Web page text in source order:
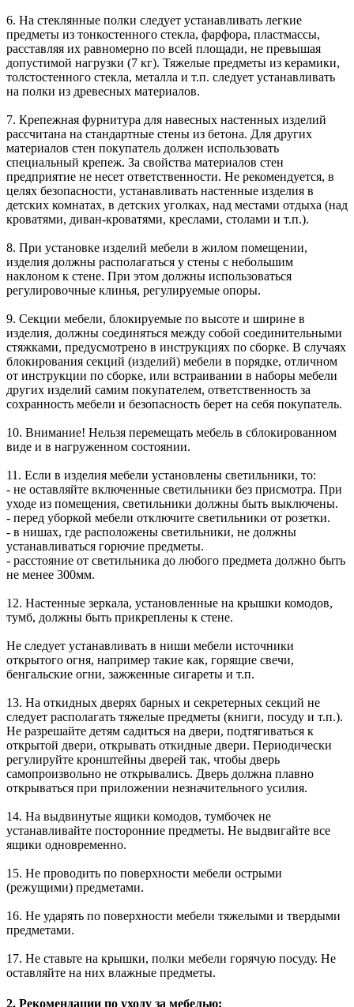
6. На стеклянные полки следует устанавливать легкие
предметы из тонкостенного стекла, фарфора, пластмассы,
расставляя их равномерно по всей площади, не превышая
допустимой нагрузки (7 кг). Тяжелые предметы из керамики,
толстостенного стекла, металла и т.п. следует устанавливать
на полки из древесных материалов.
7. Крепежная фурнитура для навесных настенных изделий
рассчитана на стандартные стены из бетона. Для других
материалов стен покупатель должен использовать
специальный крепеж. За свойства материалов стен
предприятие не несет ответственности. Не рекомендуется, в
целях безопасности, устанавливать настенные изделия в
детских комнатах, в детских уголках, над местами отдыха (над
кроватями, диван-кроватями, креслами, столами и т.п.).
8. При установке изделий мебели в жилом помещении,
изделия должны располагаться у стены с небольшим
наклоном к стене. При этом должны использоваться
регулировочные клинья, регулируемые опоры.
9. Секции мебели, блокируемые по высоте и ширине в
изделия, должны соединяться между собой соединительными
стяжками, предусмотрено в инструкциях по сборке. В случаях
блокирования секций (изделий) мебели в порядке, отличном
от инструкции по сборке, или встраивании в наборы мебели
других изделий самим покупателем, ответственность за
сохранность мебели и безопасность берет на себя покупатель.
10. Внимание! Нельзя перемещать мебель в сблокированном
виде и в нагруженном состоянии.
11. Если в изделия мебели установлены светильники, то:
- не оставляйте включенные светильники без присмотра. При
уходе из помещения, светильники должны быть выключены.
- перед уборкой мебели отключите светильники от розетки.
- в нишах, где расположены светильники, не должны
устанавливаться горючие предметы.
- расстояние от светильника до любого предмета должно быть
не менее 300мм.
12. Настенные зеркала, установленные на крышки комодов,
тумб, должны быть прикреплены к стене.
Не следует устанавливать в ниши мебели источники
открытого огня, например такие как, горящие свечи,
бенгальские огни, зажженные сигареты и т.п.
13. На откидных дверях барных и секретерных секций не
следует располагать тяжелые предметы (книги, посуду и т.п.).
Не разрешайте детям садиться на двери, подтягиваться к
открытой двери, открывать откидные двери. Периодически
регулируйте кронштейны дверей так, чтобы дверь
самопроизвольно не открывались. Дверь должна плавно
открываться при приложении незначительного усилия.
14. На выдвинутые ящики комодов, тумбочек не
устанавливайте посторонние предметы. Не выдвигайте все
ящики одновременно.
15. Не проводить по поверхности мебели острыми
(режущими) предметами.
16. Не ударять по поверхности мебели тяжелыми и твердыми
предметами.
17. Не ставьте на крышки, полки мебели горячую посуду. Не
оставляйте на них влажные предметы.
2. Рекомендации по уходу за мебелью: